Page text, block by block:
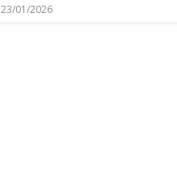
23/01/2026